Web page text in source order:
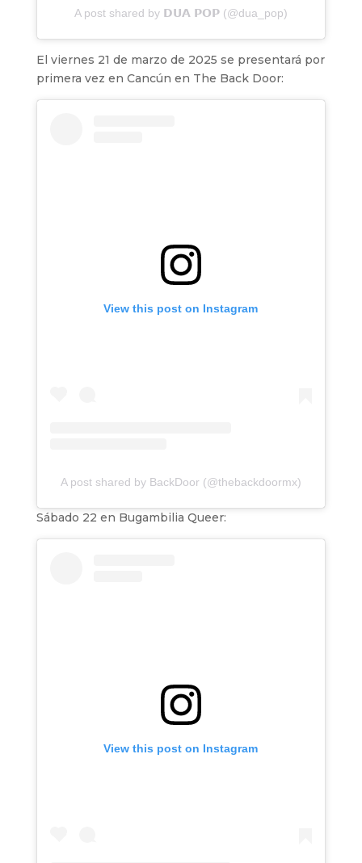
A post shared by 𝗗𝗨𝗔 𝗣𝗢𝗣 (@dua_pop)
El viernes 21 de marzo de 2025 se presentará por
primera vez en Cancún en The Back Door:
View this post on Instagram
A post shared by BackDoor (@thebackdoormx)
Sábado 22 en Bugambilia Queer:
View this post on Instagram